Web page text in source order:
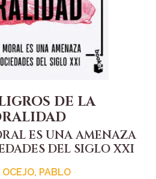
DE LA
ES UNA AMENAZA
DEL SIGLO XXI
OCEJO, PABLO